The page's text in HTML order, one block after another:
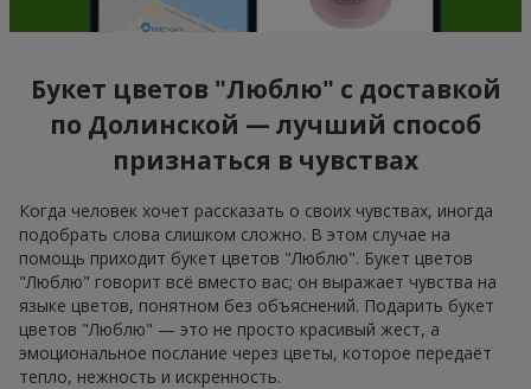
Букет цветов "Люблю" с доставкой
по Долинской — лучший способ
признаться в чувствах
Когда человек хочет рассказать о своих чувствах, иногда
подобрать слова слишком сложно. В этом случае на
помощь приходит букет цветов "Люблю". Букет цветов
"Люблю" говорит всё вместо вас; он выражает чувства на
языке цветов, понятном без объяснений. Подарить букет
цветов "Люблю" — это не просто красивый жест, а
эмоциональное послание через цветы, которое передаёт
тепло, нежность и искренность.